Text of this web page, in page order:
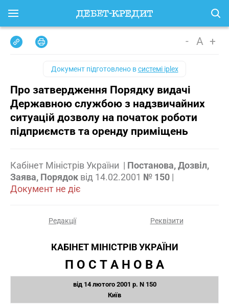
- A +
Документ підготовлено всистемі iplex
Про затвердження Порядку видачі
Державною службою з надзвичайних
ситуацій дозволу на початок роботи
підприємств та оренду приміщень
Кабінет Міністрів України | Постанова, Дозвіл,
Заява, Порядок від 14.02.2001 № 150 |
Документ не діє
Редакції Реквізити
КАБІНЕТ МІНІСТРІВ УКРАЇНИ
П О С Т А Н О В А
від 14 лютого 2001 р. N 150
Київ